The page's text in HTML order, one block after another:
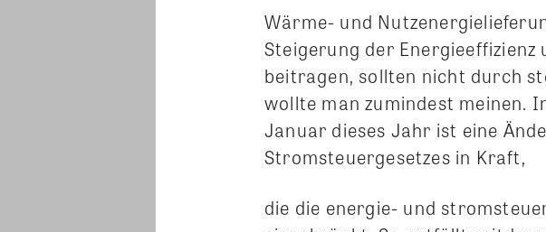
Wärme- und
Steigerung der Energieeffizienz
beitragen, sollten nicht durch
wollte man zumindest meinen.
Januar dieses Jahr ist eine
Stromsteuergesetzes in Kraft,
die die energie- und